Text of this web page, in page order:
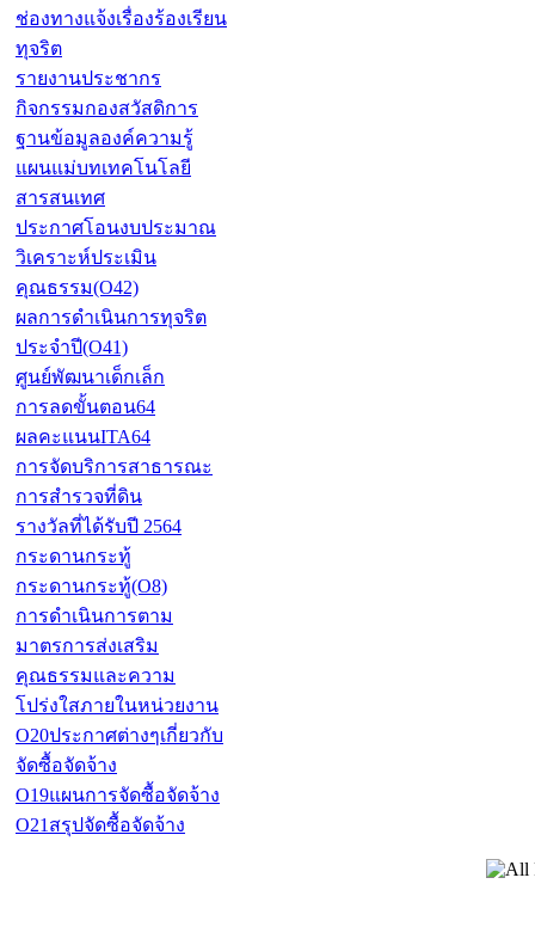
ช่องทางแจ้งเรื่องร้องเรียน
ทุจริต
รายงานประชากร
กิจกรรมกองสวัสดิการ
ฐานข้อมูลองค์ความรู้
แผนแม่บทเทคโนโลยี
สารสนเทศ
ประกาศโอนงบประมาณ
วิเคราะห์ประเมิน
คุณธรรม(O42)
ผลการดำเนินการทุจริต
ประจำปี(O41)
ศูนย์พัฒนาเด็กเล็ก
การลดขั้นตอน64
ผลคะแนนITA64
การจัดบริการสาธารณะ
การสำรวจที่ดิน
รางวัลที่ได้รับปี 2564
กระดานกระทู้
กระดานกระทู้(O8)
การดำเนินการตาม
มาตรการส่งเสริม
คุณธรรมและความ
โปร่งใสภายในหน่วยงาน
O20ประกาศต่างๆเกี่ยวกับ
จัดซื้อจัดจ้าง
O19แผนการจัดซื้อจัดจ้าง
O21สรุปจัดซื้อจัดจ้าง